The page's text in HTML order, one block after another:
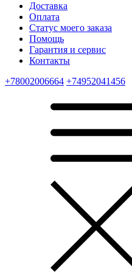
Доставка
Оплата
Статус моего заказа
Помощь
Гарантия и сервис
Контакты
+78002006664 +74952041456